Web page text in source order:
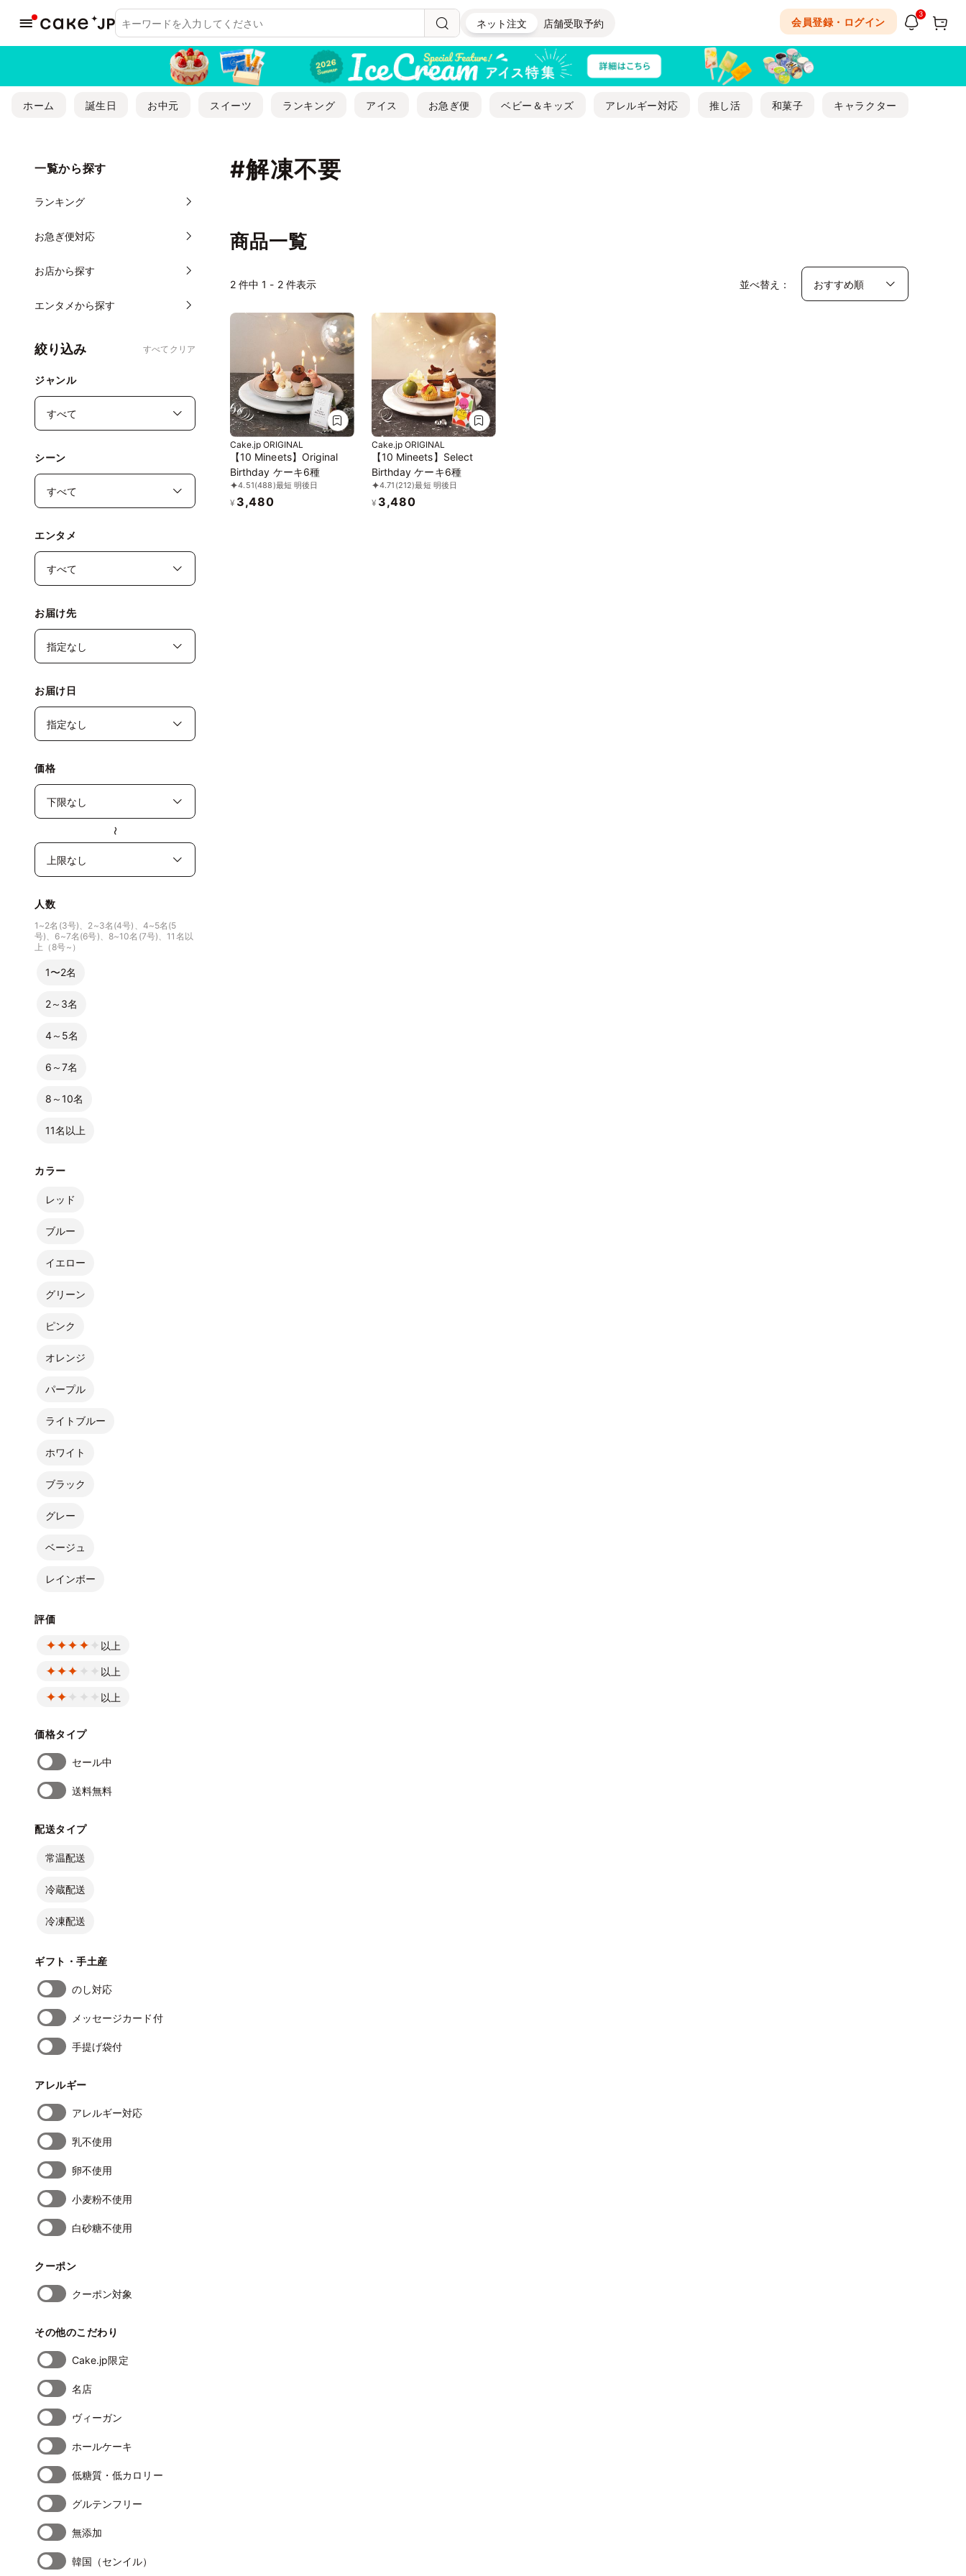
ネット注文 店舗受取予約 会員登録・ログイン
3
ホーム 誕生日 お中元 スイーツ ランキング アイス お急ぎ便 ベビー＆キッズ アレルギー対応 推し活 和菓子 キャラクター
#解凍不要
一覧から探す
ランキング
お急ぎ便対応
お店から探す
エンタメから探す
絞り込み すべてクリア
ジャンル
シーン
エンタメ
お届け先
お届け日
価格
〜
人数
1~2名(3号)、2~3名(4号)、4~5名(5
号)、6~7名(6号)、8~10名(7号)、11名以
上（8号~）
1〜2名
2～3名
4～5名
6～7名
8～10名
11名以上
カラー
レッド
ブルー
イエロー
グリーン
ピンク
オレンジ
パープル
ライトブルー
ホワイト
ブラック
グレー
ベージュ
レインボー
評価
以上
以上
以上
価格タイプ
セール中
送料無料
配送タイプ
常温配送
冷蔵配送
冷凍配送
ギフト・手土産
のし対応
メッセージカード付
手提げ袋付
アレルギー
アレルギー対応
乳不使用
卵不使用
小麦粉不使用
白砂糖不使用
クーポン
クーポン対象
その他のこだわり
Cake.jp限定
名店
ヴィーガン
ホールケーキ
低糖質・低カロリー
グルテンフリー
無添加
韓国（センイル）
商品一覧
2 件中 1 - 2 件表示 並べ替え：
Cake.jp ORIGINAL
【10 Mineets】Original
Birthday ケーキ6種
4.51(488)最短 明後日
¥ 3,480
Cake.jp ORIGINAL
【10 Mineets】Select
Birthday ケーキ6種
4.71 (212)最短 明後日
¥ 3,480